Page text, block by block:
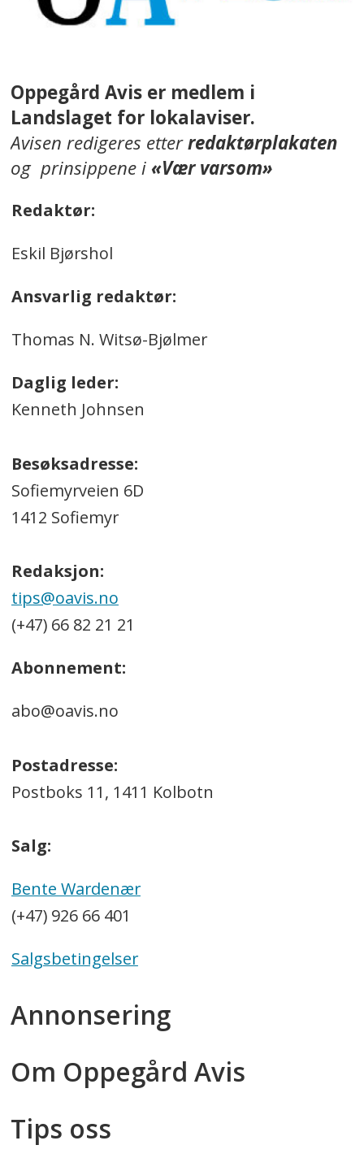
Oppegård Avis er medlem i
Landslaget for lokalaviser.
Avisen redigeres etterredaktørplakaten
og prinsippene i«Vær varsom»
Redaktør:
Eskil Bjørshol
Ansvarlig redaktør:
Thomas N. Witsø-Bjølmer
Daglig leder:
Kenneth Johnsen
Besøksadresse:
Sofiemyrveien 6D
1412 Sofiemyr
Redaksjon:
tips@oavis.no
(+47) 66 82 21 21
Abonnement:
abo@oavis.no
Postadresse:
Postboks 11, 1411 Kolbotn
Salg:
Bente Wardenær
(+47) 926 66 401
Salgsbetingelser
Annonsering
Om Oppegård Avis
Tips oss